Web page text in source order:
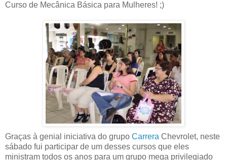
Curso de Mecânica Básica para Mulheres! ;)
Graças à genial iniciativa do grupo Carrera Chevrolet, neste
sábado fui participar de um desses cursos que eles
ministram todos os anos para um grupo mega privilegiado